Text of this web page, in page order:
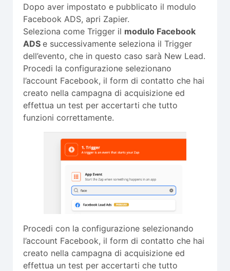
Dopo aver impostato e pubblicato il modulo
Facebook ADS, apri Zapier.
Seleziona come Trigger il modulo Facebook
ADS e successivamente seleziona il Trigger
dell’evento, che in questo caso sarà New Lead.
Procedi la configurazione selezionano
l’account Facebook, il form di contatto che hai
creato nella campagna di acquisizione ed
effettua un test per accertarti che tutto
funzioni correttamente.
Procedi con la configurazione selezionando
l’account Facebook, il form di contatto che hai
creato nella campagna di acquisizione ed
effettua un test per accertarti che tutto